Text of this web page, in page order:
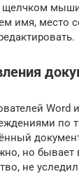
щелчком
имя, место
Word
по
но бывает
не